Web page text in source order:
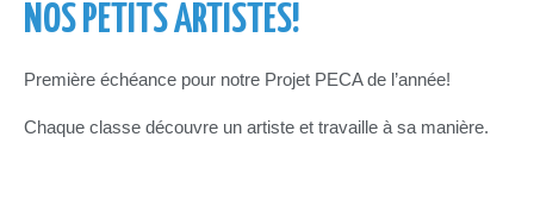
NOS PETITS ARTISTES!
Première échéance pour notre Projet PECA de l’année!
Chaque classe découvre un artiste et travaille à sa manière.